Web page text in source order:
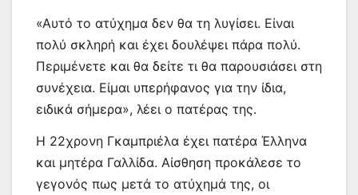
«Αυτό το ατύχημα δεν θα τη λυγίσει. Είναι
πολύ σκληρή και έχει δουλέψει πάρα πολύ.
Περιμένετε και θα δείτε τι θα παρουσιάσει στη
συνέχεια. Είμαι υπερήφανος για την ίδια,
ειδικά σήμερα», λέει ο πατέρας της.
Η 22χρονη Γκαμπριέλα έχει πατέρα Έλληνα
και μητέρα Γαλλίδα. Αίσθηση προκάλεσε το
γεγονός πως μετά το ατύχημά της, οι